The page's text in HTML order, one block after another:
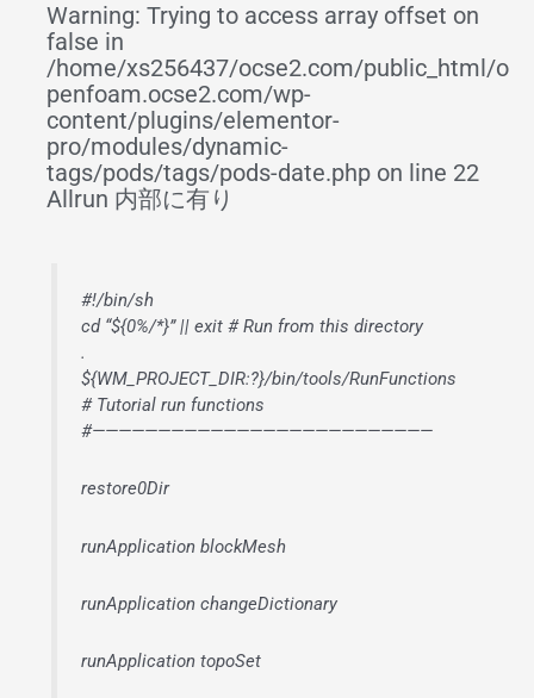
Warning: Trying to access array offset on
false in
/home/xs256437/ocse2.com/public_html/o
penfoam.ocse2.com/wp-
content/plugins/elementor-
pro/modules/dynamic-
tags/pods/tags/pods-date.php on line 22
Allrun 内部に有り
#!/bin/sh
cd “${0%/*}” || exit # Run from this directory
.
${WM_PROJECT_DIR:?}/bin/tools/RunFunctions
# Tutorial run functions
#——————————————————————————
restore0Dir
runApplication blockMesh
runApplication changeDictionary
runApplication topoSet